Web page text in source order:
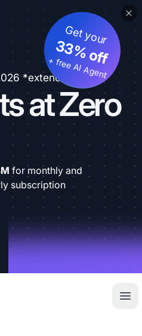
*extended
at Zero
Get your
33% off
+ free AI Agent
for monthly and
subscription